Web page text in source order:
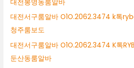
대전봉명동룸알바
대전서구룸알바 O1O.2062.3474 k톡
청주룸보도
대전서구룸알바 O1O.2062.3474 K톡
둔산동룸알바